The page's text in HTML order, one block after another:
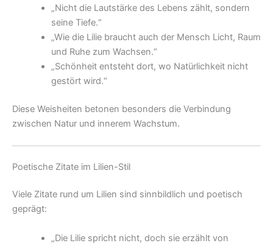
„Nicht die Lautstärke des Lebens zählt, sondern
seine Tiefe.“
„Wie die Lilie braucht auch der Mensch Licht, Raum
und Ruhe zum Wachsen.“
„Schönheit entsteht dort, wo Natürlichkeit nicht
gestört wird.“
Diese Weisheiten betonen besonders die Verbindung
zwischen Natur und innerem Wachstum.
Poetische Zitate im Lilien-Stil
Viele Zitate rund um Lilien sind sinnbildlich und poetisch
geprägt:
„Die Lilie spricht nicht, doch sie erzählt von